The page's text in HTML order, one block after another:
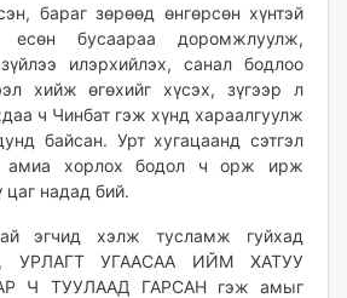
бараг зөрөөд өнгөрсөн хүнтэй
есөн бусаараа доромжлуулж,
илэрхийлэх, санал бодлоо
хийж өгөхийг хүсэх, зүгээр л
ч Чинбат гэж хүнд хараалгуулж
байсан. Урт хугацаанд сэтгэл
амиа хорлох бодол ч орж ирж
цаг надад бий.
эгчид хэлж тусламж гуйхад
УРЛАГТ УГААСАА ИЙМ ХАТУУ
Ч ТУУЛААД ГАРСАН гэж амыг